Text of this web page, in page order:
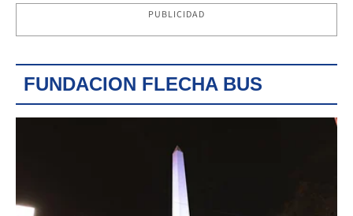
PUBLICIDAD
FUNDACION FLECHA BUS